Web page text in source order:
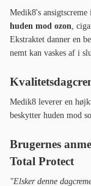
Medik8's
huden mod ozon,
Ekstraktet danner en
nemt kan vaskes af i
Medik8 leverer en
beskytter huden mod
Brugernes
Total Protect
"Elsker denne